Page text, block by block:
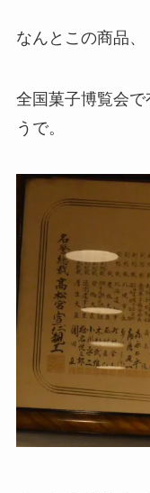
なんとこの商品、
全国菓子博覧会
うで。